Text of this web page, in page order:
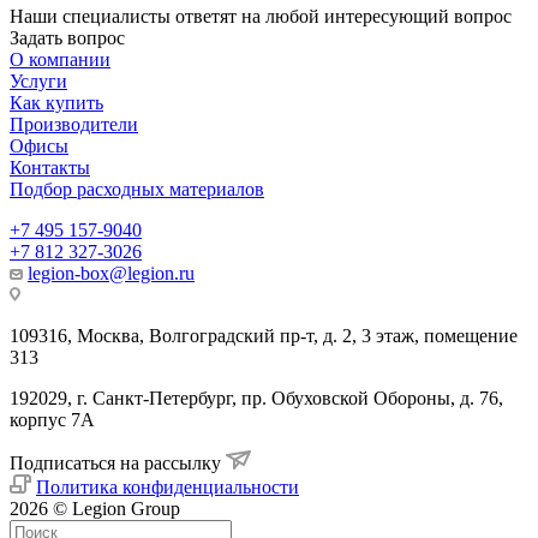
Наши специалисты ответят на любой интересующий вопрос
Задать вопрос
О компании
Услуги
Как купить
Производители
Офисы
Контакты
Подбор расходных материалов
+7 495 157-9040
+7 812 327-3026
legion-box@legion.ru
109316, Москва, Волгоградский пр-т, д. 2, 3 этаж, помещение
313
192029, г. Санкт-Петербург, пр. Обуховской Обороны, д. 76,
корпус 7А
Подписаться на рассылку
Политика конфиденциальности
2026 © Legion Group